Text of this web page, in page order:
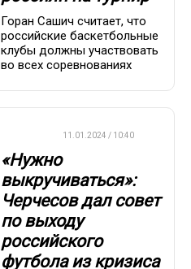
Горан Сашич считает, что
российские баскетбольные
клубы должны участвовать
во всех соревнованиях
11.01.2024 / 10:40
«Нужно
выкручиваться»:
Черчесов дал совет
по выходу
российского
футбола из кризиса